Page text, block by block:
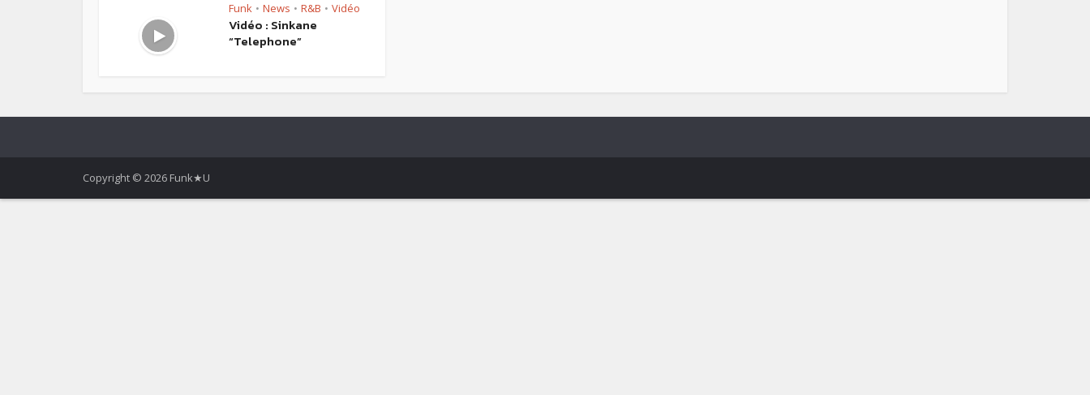
Funk • News • R&B • Vidéo
Vidéo : Sinkane
“Telephone”
Copyright © 2026 Funk★U